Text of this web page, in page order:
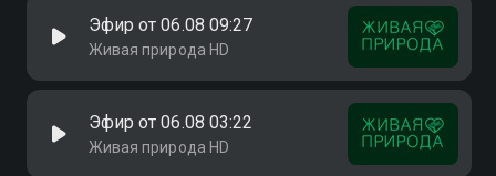
Эфир от 06.08 09:27
Живая природа HD
Эфир от 06.08 03:22
Живая природа HD